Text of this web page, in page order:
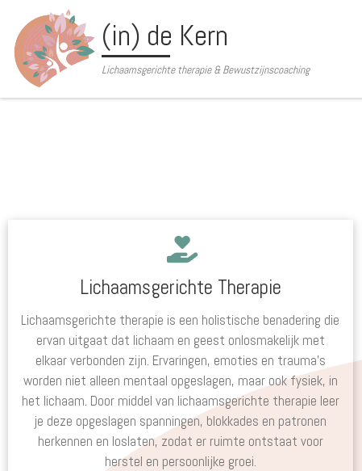
Ga naar inhoud (in) de Kern
Lichaamsgerichte therapie & Bewustzijnscoaching
Lichaamsgerichte Therapie
Lichaamsgerichte therapie is een holistische benadering die
ervan uitgaat dat lichaam en geest onlosmakelijk met
elkaar verbonden zijn. Ervaringen, emoties en trauma’s
worden niet alleen mentaal opgeslagen, maar ook fysiek, in
het lichaam. Door middel van lichaamsgerichte therapie leer
je deze opgeslagen spanningen, blokkades en patronen
herkennen en loslaten, zodat er ruimte ontstaat voor
herstel en persoonlijke groei.